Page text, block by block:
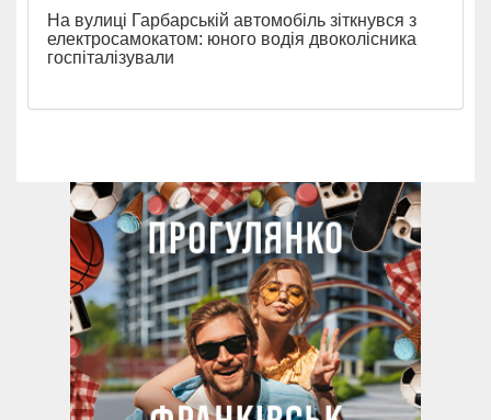
На вулиці Гарбарській автомобіль зіткнувся з
електросамокатом: юного водія двоколісника
госпіталізували